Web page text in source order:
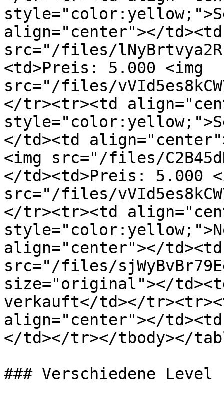
align="center"></
src="/files/
<td>Preis: 5.000 <img
src="/files/
</tr><tr><td
</td><td
<img src="/files/
</td><td>Preis: 5.000
src="/files/
</tr><tr><td
align="center"></
src="/files/
size="original"></
verkauft</td></
align="center"></
</td></tr></tbody></
### Verschiedene Level